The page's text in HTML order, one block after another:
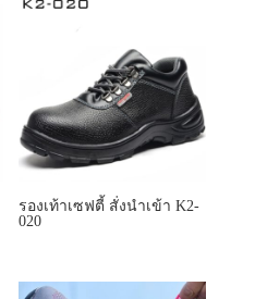
รองเท้าเซฟตี้ สั่งนำเข้า K2-
020